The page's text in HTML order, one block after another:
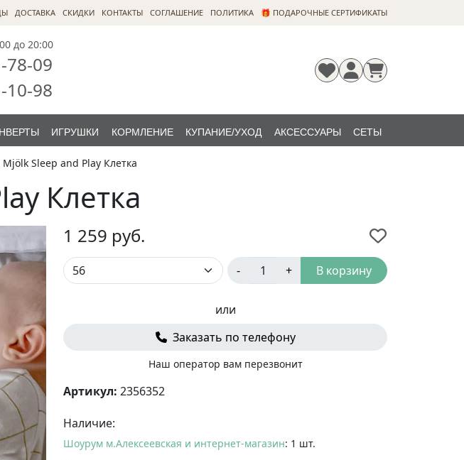
ДОСТАВКА СКИДКИ КОНТАКТЫ CОГЛАШЕНИЕ ПОЛИТИКА 🎁 ПОДАРОЧНЫЕ СЕРТИФИКАТЫ
до 20:00
78-09
10-98
ИГРУШКИ КОРМЛЕНИЕ КУПАНИЕ/УХОД АКСЕССУАРЫ СЕТЫ
Sleep and Play Клетка
Клетка
1 259 руб.
- + В корзину
или
Заказать по телефону
Наш оператор вам перезвонит
Артикул: 2356352
Наличие:
Шоурум м.Алексеевская и интернет-магазин: 1 шт.